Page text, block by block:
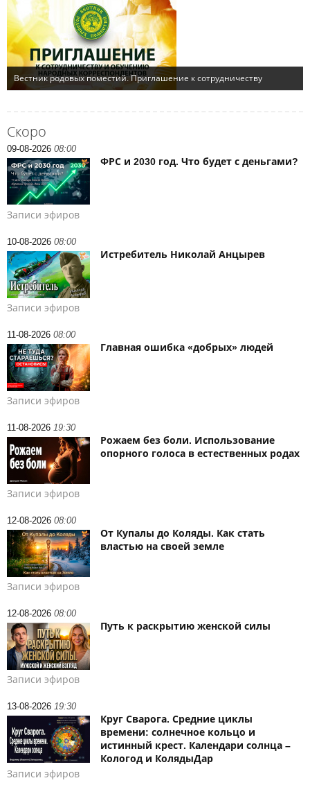
Скоро
09-08-2026 08:00
ФРС и 2030 год. Что будет с деньгами?
Записи эфиров
10-08-2026 08:00
Истребитель Николай Анцырев
Записи эфиров
11-08-2026 08:00
Главная ошибка «добрых» людей
Записи эфиров
11-08-2026 19:30
Рожаем без боли. Использование
опорного голоса в естественных родах
Записи эфиров
12-08-2026 08:00
От Купалы до Коляды. Как стать
властью на своей земле
Записи эфиров
12-08-2026 08:00
Путь к раскрытию женской силы
Записи эфиров
13-08-2026 19:30
Круг Сварога. Средние циклы
времени: солнечное кольцо и
истинный крест. Календари солнца –
Кологод и КолядыДар
Записи эфиров